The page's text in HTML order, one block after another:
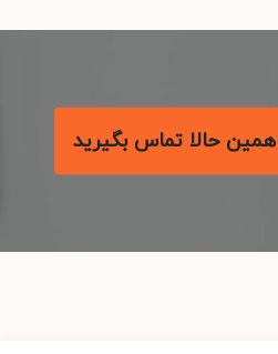
همین حالا تماس بگیرید